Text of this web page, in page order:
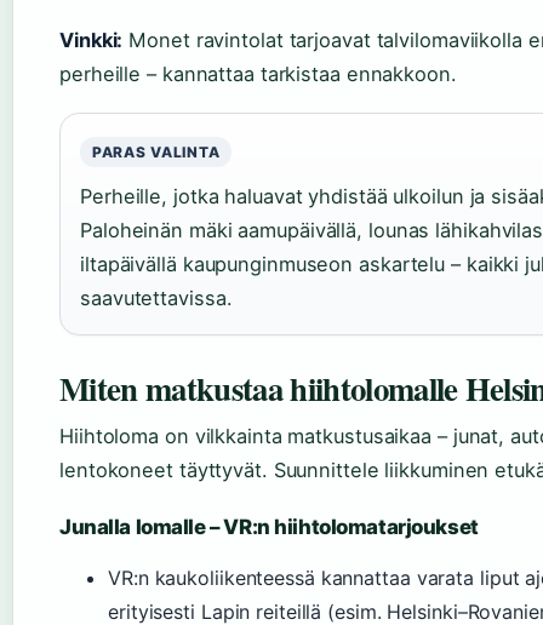
Vinkki: Monet ravintolat tarjoavat talvilomaviikolla
perheille – kannattaa tarkistaa ennakkoon.
PARAS VALINTA
Perheille, jotka haluavat yhdistää ulkoilun ja
Paloheinän mäki aamupäivällä, lounas
iltapäivällä kaupunginmuseon askartelu – kaikki
saavutettavissa.
Miten matkustaa hiihtolomalle
Hiihtoloma on vilkkainta matkustusaikaa – junat,
lentokoneet täyttyvät. Suunnittele liikkuminen
Junalla lomalle – VR:n hiihtolomatarjoukset
VR:n kaukoliikenteessä kannattaa varata liput
erityisesti Lapin reiteillä (esim.